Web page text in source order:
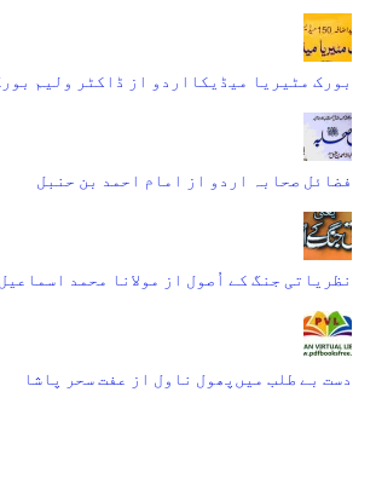
بورک مٹیریا میڈیکااردو از ڈاکٹر ولیم
فضائل صحابہ اردو از امام احمد بن حنبل
نظریاتی جنگ کے اُصول از مولانا محمد
دست بے طلب میں‌پھول ناول از عفت سحر پاشا